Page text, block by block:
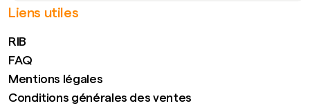
Liens utiles
RIB
FAQ
Mentions légales
Conditions générales des ventes